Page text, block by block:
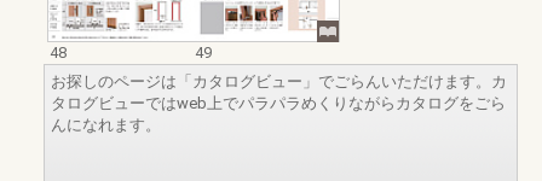
48
49
お探しのページは「カタログビュー」でごらんいただけます。カ
タログビューではweb上でパラパラめくりながらカタログをごら
んになれます。